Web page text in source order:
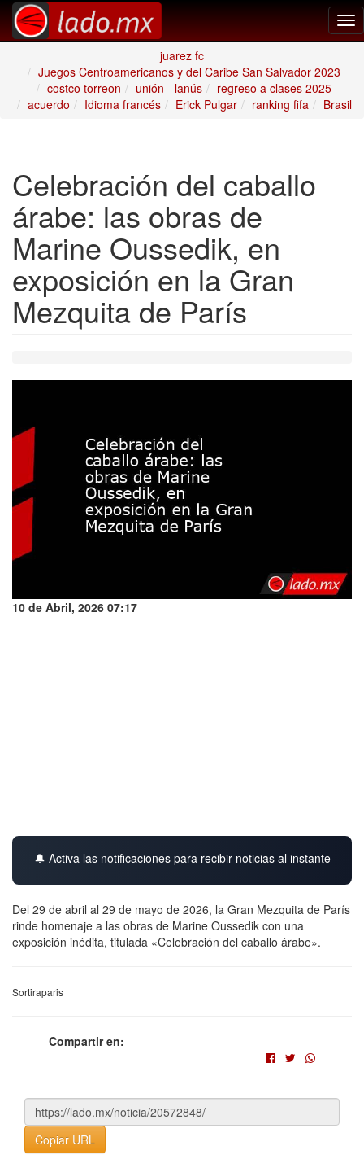
juarez fc
Juegos Centroamericanos y del Caribe San Salvador 2023
costco torreon
unión - lanús
regreso a clases 2025
acuerdo
Idioma francés Erick Pulgar ranking fifa Brasil
Celebración del caballo
árabe: las obras de
Marine Oussedik, en
exposición en la Gran
Mezquita de París
10 de Abril, 2026 07:17
🔔 Activa las notificaciones para recibir noticias al instante
Del 29 de abril al 29 de mayo de 2026, la Gran Mezquita de París
rinde homenaje a las obras de Marine Oussedik con una
exposición inédita, titulada «Celebración del caballo árabe».
Sortiraparis
Compartir en:
Copiar URL